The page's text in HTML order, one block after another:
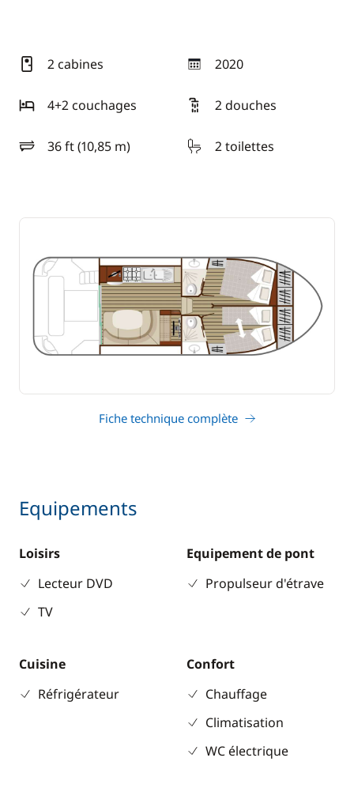
2 cabines 2020
année
4+2 couchages
2 douches
36 ft (10,85 m)
longueur 2 toilettes
Fiche technique complète
Equipements
Loisirs
Lecteur DVD
TV
Equipement de pont
Propulseur d'étrave
Cuisine
Réfrigérateur
Confort
Chauffage
Climatisation
WC électrique